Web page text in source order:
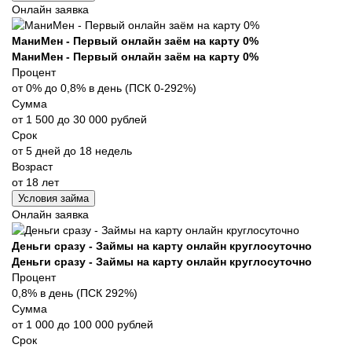
Онлайн заявка
МаниМен - Первый онлайн заём на карту 0%
МаниМен - Первый онлайн заём на карту 0%
Процент
от 0% до 0,8% в день (ПСК 0-292%)
Сумма
от 1 500 до 30 000 рублей
Срок
от 5 дней до 18 недель
Возраст
от 18 лет
Условия займа
Онлайн заявка
Деньги сразу - Займы на карту онлайн круглосуточно
Деньги сразу - Займы на карту онлайн круглосуточно
Процент
0,8% в день (ПСК 292%)
Сумма
от 1 000 до 100 000 рублей
Срок